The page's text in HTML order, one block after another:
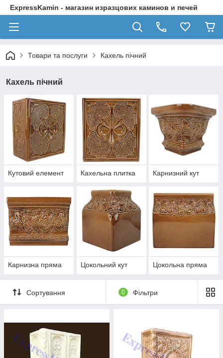
ExpressKamin - магазин изразцових каминов и печей
Товари та послуги Кахель пічний
Кахель пічний
Кутовий елемент Кахельна плитка Карнизний кут
Карнизна пряма Цокольний кут Цокольна пряма
Сортування 0 Фільтри